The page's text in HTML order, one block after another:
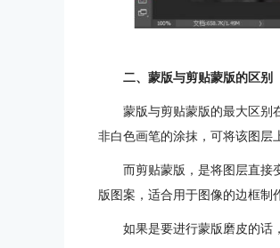
二、蒙版与剪贴蒙版的区别
蒙版与剪贴蒙版的最大区别
非白色画笔的涂抹，可将该图层
而剪贴蒙版，是将图层直接
版图案，适合用于图像的边框制
如果是要进行蒙版磨皮的话